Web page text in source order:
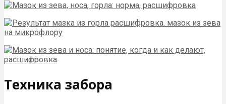
Техника забора